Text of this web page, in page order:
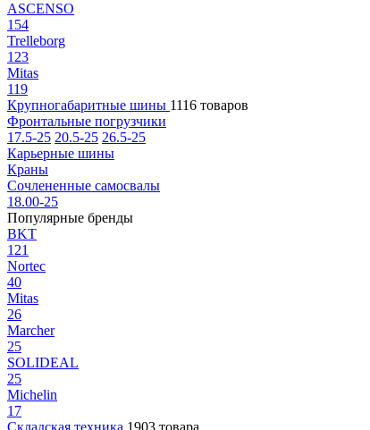
ASCENSO
154
Trelleborg
123
Mitas
119
Крупногабаритные шины 1116 товаров
Фронтальные погрузчики
17.5-25 20.5-25 26.5-25
Карьерные шины
Краны
Сочлененные самосвалы
18.00-25
Популярные бренды
BKT
121
Nortec
40
Mitas
26
Marcher
25
SOLIDEAL
25
Michelin
17
Складская техника 1903 товара